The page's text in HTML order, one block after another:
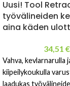
Uusi! Tool
työvälineiden
aina käden
34,51 €
Vahva, kevlarnarulla
kiipeilykoukulla
laadukas